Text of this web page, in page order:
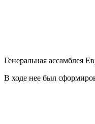
Генеральная ассамблея
В ходе нее был